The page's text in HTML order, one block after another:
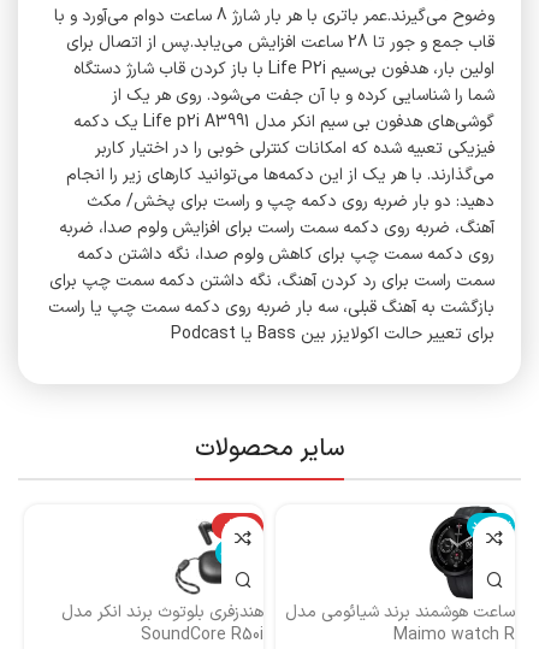
وضوح می‌گیرند.عمر باتری با هر بار شارژ 8 ساعت دوام می‌آورد و با
قاب جمع و جور تا 28 ساعت افزایش می‌یابد.پس از اتصال برای
اولین بار، هدفون بی‌سیم Life P2i با باز کردن قاب شارژ دستگاه
شما را شناسایی کرده و با آن جفت می‌شود. روی هر یک از
گوشی‌های هدفون بی سیم انکر مدل Life p2i A3991 یک دکمه
فیزیکی تعبیه شده که امکانات کنترلی خوبی را در اختیار کاربر
می‌گذارند. با هر یک از این دکمه‌ها می‌توانید کارهای زیر را انجام
دهید: دو بار ضربه روی دکمه چپ و راست برای پخش/ مکث
آهنگ، ضربه روی دکمه سمت راست برای افزایش ولوم صدا، ضربه
روی دکمه سمت چپ برای کاهش ولوم صدا، نگه داشتن دکمه
سمت راست برای رد کردن آهنگ، نگه داشتن دکمه سمت چپ برای
بازگشت به آهنگ قبلی، سه بار ضربه روی دکمه سمت چپ یا راست
برای تعییر حالت اکولایزر بین Bass یا Podcast
سایر محصولات
ناموجود
ساعت هوشمند برند شیائومی مدل
Maimo watch R
-14%
ناموجود
هندزفری بلوتوث برند انکر مدل
SoundCore R50i